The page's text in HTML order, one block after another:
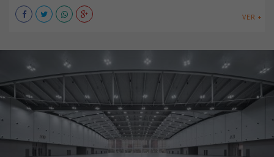
VER +